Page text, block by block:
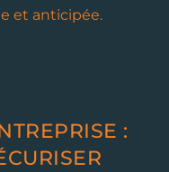
et anticipée.
: